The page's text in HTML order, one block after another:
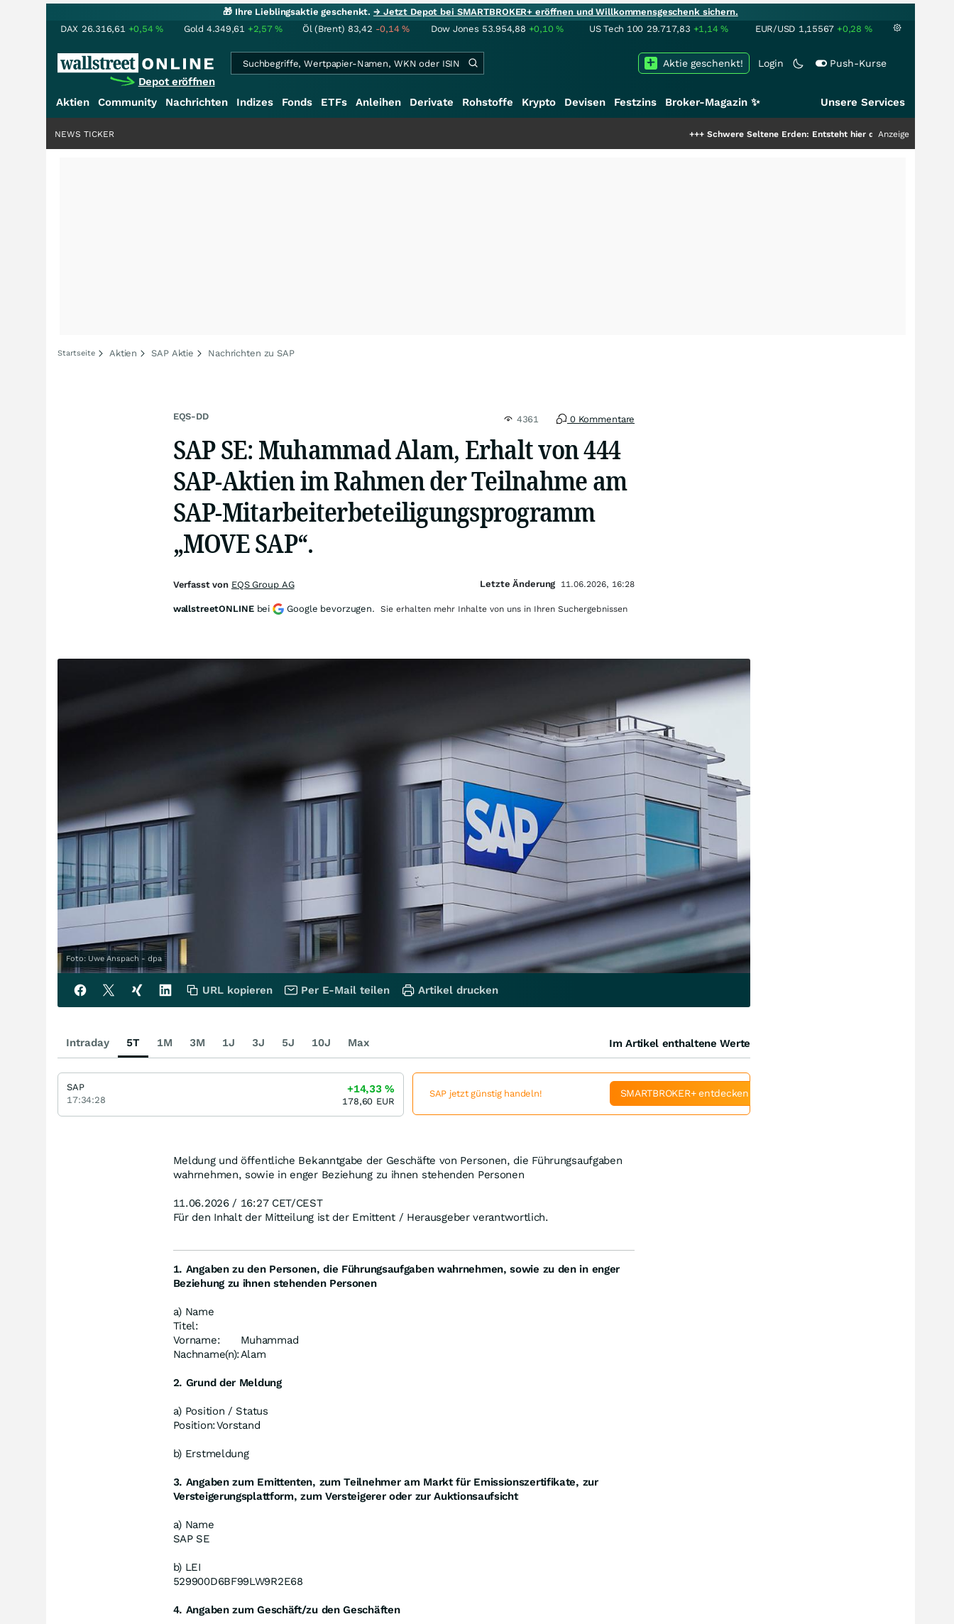
🎁 Ihre Lieblingsaktie geschenkt.→ Jetzt Depot bei SMARTBROKER+ eröffnen und Willkommensgeschenk sichern.
DAX 26.316,61 +0,54% Gold 4.349,61 +2,57% Öl (Brent) 83,42 -0,14% Dow Jones 53.954,88 +0,10% US Tech 100 29.717,83 +1,14% EUR/USD 1,15567 +0,28 %
Depot eröffnen
Login Push-Kurse
Aktie geschenkt!
Aktien Community Nachrichten Indizes Fonds ETFs Anleihen Derivate Rohstoffe Krypto Devisen Festzins Broker-Magazin ✨ Unsere Services
Schwere Seltene Erden: Entsteht hier die nächste Milliardenstory?
Anzeige
NEWS TICKER
Startseite Aktien SAP Aktie Nachrichten zu SAP
EQS-DD 4361 0 Kommentare
SAP SE: Muhammad Alam, Erhalt von 444
SAP-Aktien im Rahmen der Teilnahme am
SAP-Mitarbeiterbeteiligungsprogramm
„MOVE SAP“.
Foto: Uwe Anspach - dpa
Meldung und öffentliche Bekanntgabe der Geschäfte von Personen, die Führungsaufgaben
wahrnehmen, sowie in enger Beziehung zu ihnen stehenden Personen
11.06.2026 / 16:27 CET/CEST
Für den Inhalt der Mitteilung ist der Emittent / Herausgeber verantwortlich.
1. Angaben zu den Personen, die Führungsaufgaben wahrnehmen, sowie zu den in enger
Beziehung zu ihnen stehenden Personen
a) Name
Titel:
Vorname:
Muhammad
Nachname(n):Alam
2. Grund der Meldung
a) Position / Status
Position:Vorstand
b) Erstmeldung
3. Angaben zum Emittenten, zum Teilnehmer am Markt für Emissionszertifikate, zur
Versteigerungsplattform, zum Versteigerer oder zur Auktionsaufsicht
a) Name
SAP SE
b) LEI
529900D6BF99LW9R2E68
4. Angaben zum Geschäft/zu den Geschäften
Verfasst von EQS Group AG Letzte Änderung 11.06.2026, 16:28
wallstreetONLINE bei Google bevorzugen. Sie erhalten mehr Inhalte von uns in Ihren Suchergebnissen
URL kopieren Per E-Mail teilen Artikel drucken
Intraday 5T 1M 3M 1J 3J 5J 10J Max Im Artikel enthaltene Werte
SAP
17:34:28
+14,33%
178,60 EUR
SAP jetzt günstig handeln! SMARTBROKER+ entdecken